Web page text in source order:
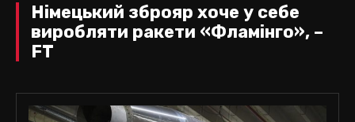
Німецький зброяр хоче у себе
виробляти ракети «Фламінго», –
FT